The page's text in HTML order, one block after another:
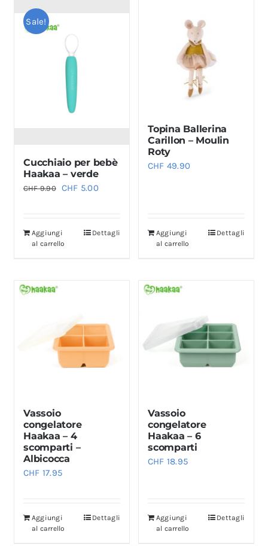
Sale!
Cucchiaio per bebè
Haakaa – verde
CHF9.90
Il
era:
CHF 5.00Il
è:
Aggiungi
al carrello
Dettagli
Topina Ballerina
Carillon – Moulin
Roty
CHF 49.90
Aggiungi
al carrello
Dettagli
Vassoio
congelatore
Haakaa – 4
scomparti –
Albicocca
CHF 17.95
Aggiungi
al carrello
Dettagli
Vassoio
congelatore
Haakaa – 6
scomparti
CHF 18.95
Aggiungi
al carrello
Dettagli